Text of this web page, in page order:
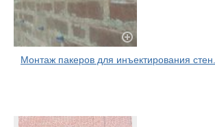
Монтаж пакеров для инъектирования стен.